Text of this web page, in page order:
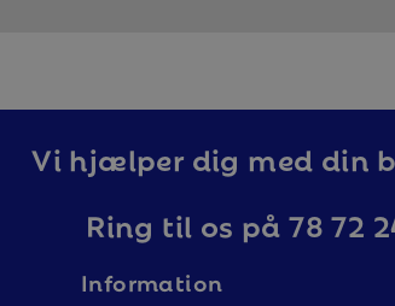
Vi hjælper dig med din
Ring til os på 78 72
Information